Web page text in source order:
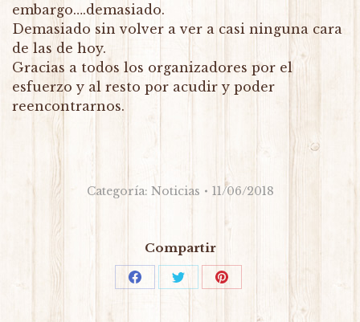
embargo….demasiado.
Demasiado sin volver a ver a casi ninguna cara
de las de hoy.
Gracias a todos los organizadores por el
esfuerzo y al resto por acudir y poder
reencontrarnos.
Categoría: Noticias 11/06/2018
Compartir